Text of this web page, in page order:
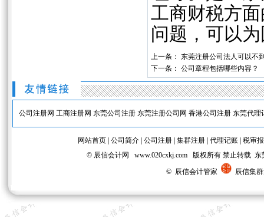
工商财税方
问题，可以
上一条： 东莞注册公司法人可以不
下一条： 公司章程包括哪些内容？
公司注册网 工商注册网 东莞公司注册 东莞注册公司网 香港公司注册 东莞代理
网站首页 公司简介 公司注册 集群注册 代理记账 税审
© 辰信会计网 www.020cxkj.com 版权所有 禁止转载
© 辰信会计管家
辰信集